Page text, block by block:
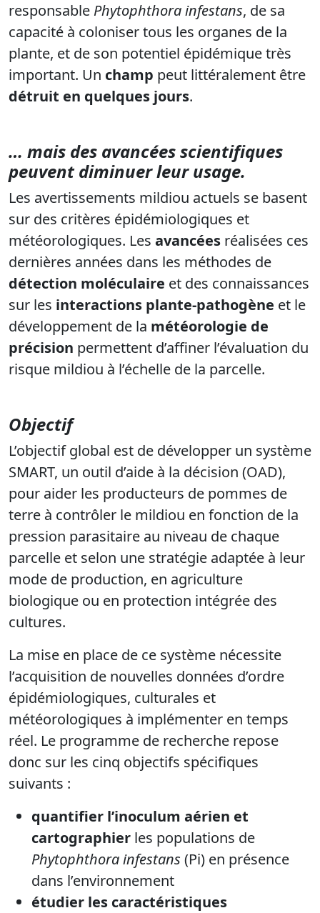
responsable Phytophthora infestans, de sa
capacité à coloniser tous les organes de la
plante, et de son potentiel épidémique très
important. Un champ peut littéralement être
détruit en quelques jours.
… mais des avancées scientifiques
peuvent diminuer leur usage.
Les avertissements mildiou actuels se basent
sur des critères épidémiologiques et
météorologiques. Les avancées réalisées ces
dernières années dans les méthodes de
détection moléculaire et des connaissances
sur les interactions plante-pathogène et le
développement de la météorologie de
précision permettent d’affiner l’évaluation du
risque mildiou à l’échelle de la parcelle.
Objectif
L’objectif global est de développer un système
SMART, un outil d’aide à la décision (OAD),
pour aider les producteurs de pommes de
terre à contrôler le mildiou en fonction de la
pression parasitaire au niveau de chaque
parcelle et selon une stratégie adaptée à leur
mode de production, en agriculture
biologique ou en protection intégrée des
cultures.
La mise en place de ce système nécessite
l’acquisition de nouvelles données d’ordre
épidémiologiques, culturales et
météorologiques à implémenter en temps
réel. Le programme de recherche repose
donc sur les cinq objectifs spécifiques
suivants :
quantifier l’inoculum aérien et
cartographier les populations de
Phytophthora infestans (Pi) en présence
dans l’environnement
étudier les caractéristiques